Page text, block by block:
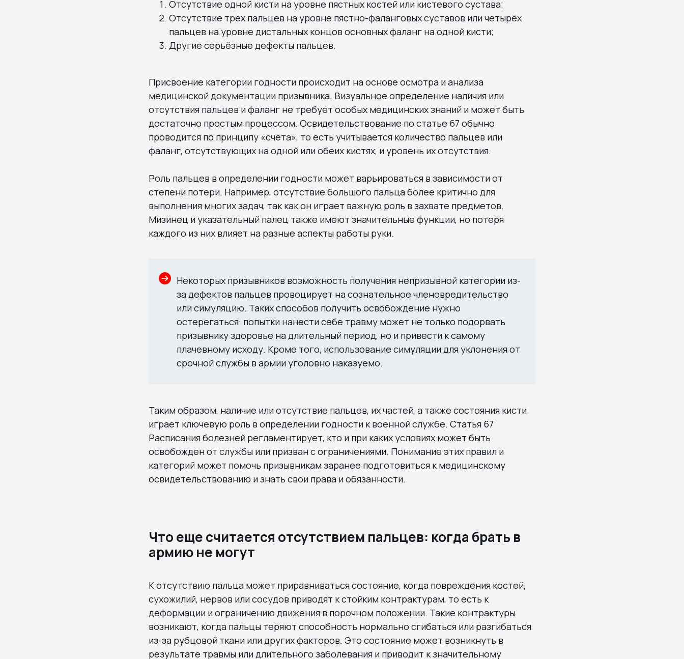
Отсутствие одной кисти на уровне пястных костей или кистевого сустава;
Отсутствие трёх пальцев на уровне пястно-фаланговых суставов или четырёх
пальцев на уровне дистальных концов основных фаланг на одной кисти;
Другие серьёзные дефекты пальцев.
Присвоение категории годности происходит на основе осмотра и анализа
медицинской документации призывника. Визуальное определение наличия или
отсутствия пальцев и фаланг не требует особых медицинских знаний и может быть
достаточно простым процессом. Освидетельствование по статье 67 обычно
проводится по принципу «счёта», то есть учитывается количество пальцев или
фаланг, отсутствующих на одной или обеих кистях, и уровень их отсутствия.
Роль пальцев в определении годности может варьироваться в зависимости от
степени потери. Например, отсутствие большого пальца более критично для
выполнения многих задач, так как он играет важную роль в захвате предметов.
Мизинец и указательный палец также имеют значительные функции, но потеря
каждого из них влияет на разные аспекты работы руки.
Некоторых призывников возможность получения непризывной категории из-
за дефектов пальцев провоцирует на сознательное членовредительство
или симуляцию. Таких способов получить освобождение нужно
остерегаться: попытки нанести себе травму может не только подорвать
призывнику здоровье на длительный период, но и привести к самому
плачевному исходу. Кроме того, использование симуляции для уклонения от
срочной службы в армии уголовно наказуемо.
Таким образом, наличие или отсутствие пальцев, их частей, а также состояния кисти
играет ключевую роль в определении годности к военной службе. Статья 67
Расписания болезней регламентирует, кто и при каких условиях может быть
освобожден от службы или призван с ограничениями. Понимание этих правил и
категорий может помочь призывникам заранее подготовиться к медицинскому
освидетельствованию и знать свои права и обязанности.
Что еще считается отсутствием пальцев: когда брать в
армию не могут
К отсутствию пальца может приравниваться состояние, когда повреждения костей,
сухожилий, нервов или сосудов приводят к стойким контрактурам, то есть к
деформации и ограничению движения в порочном положении. Такие контрактуры
возникают, когда пальцы теряют способность нормально сгибаться или разгибаться
из-за рубцовой ткани или других факторов. Это состояние может возникнуть в
результате травмы или длительного заболевания и приводит к значительному